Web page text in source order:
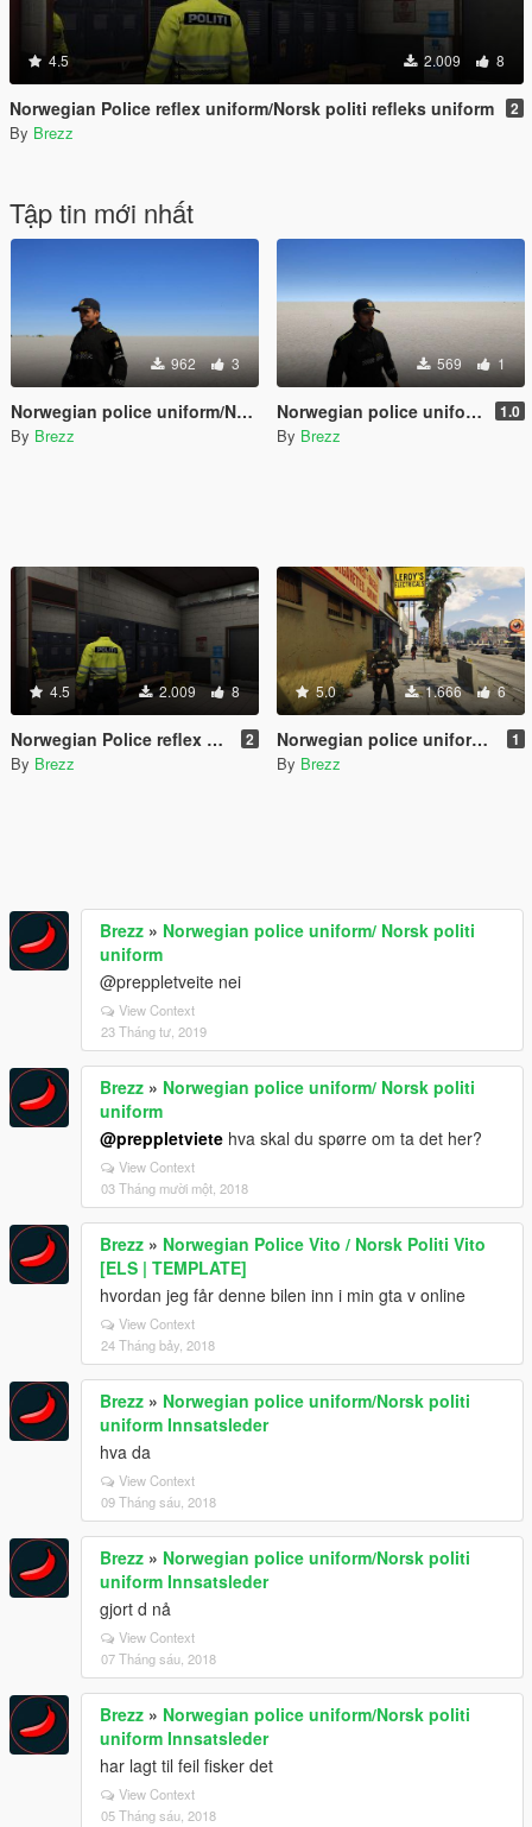
4.5 2.009 8
Norwegian Police reflex uniform/Norsk politi refleks uniform 2
By Brezz
Tập tin mới nhất
962 3
Norwegian police uniform/Norsk politi uniform Innsatsleder
By Brezz
569 1
Norwegian police uniform/ Norsk politi uniform ordenstjenesten 1.0
By Brezz
4.5 2.009 8
Norwegian Police reflex uniform/Norsk politi refleks uniform 2
By Brezz
5.0 1.666 6
Norwegian police uniform/ Norsk politi uniform 1
By Brezz
Brezz » Norwegian police uniform/ Norsk politi
uniform
@preppletveite nei
View Context
23 Tháng tư, 2019
Brezz » Norwegian police uniform/ Norsk politi
uniform
@preppletviete hva skal du spørre om ta det her?
View Context
03 Tháng mười một, 2018
Brezz » Norwegian Police Vito / Norsk Politi Vito
[ELS | TEMPLATE]
hvordan jeg får denne bilen inn i min gta v online
View Context
24 Tháng bảy, 2018
Brezz » Norwegian police uniform/Norsk politi
uniform Innsatsleder
hva da
View Context
09 Tháng sáu, 2018
Brezz » Norwegian police uniform/Norsk politi
uniform Innsatsleder
gjort d nå
View Context
07 Tháng sáu, 2018
Brezz » Norwegian police uniform/Norsk politi
uniform Innsatsleder
har lagt til feil fisker det
View Context
05 Tháng sáu, 2018